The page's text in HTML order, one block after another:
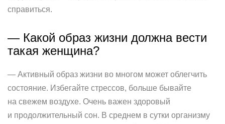
справиться.
— Какой образ жизни должна вести
такая женщина?
— Активный образ жизни во многом может облегчить
состояние. Избегайте стрессов, больше бывайте
на свежем воздухе. Очень важен здоровый
и продолжительный сон. В среднем в сутки организму